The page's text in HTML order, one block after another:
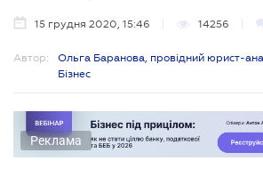
15 грудня 2020, 15:46 14256
Автор:
Ольга Баранова, провідний юрист-
Бізнес
Реклама